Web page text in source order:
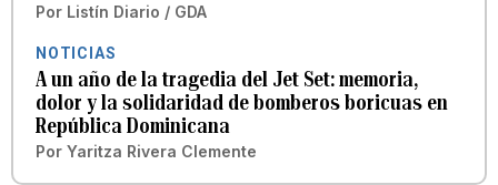
Por Listín Diario / GDA
NOTICIAS
A un año de la tragedia del Jet Set: memoria,
dolor y la solidaridad de bomberos boricuas en
República Dominicana
Por Yaritza Rivera Clemente